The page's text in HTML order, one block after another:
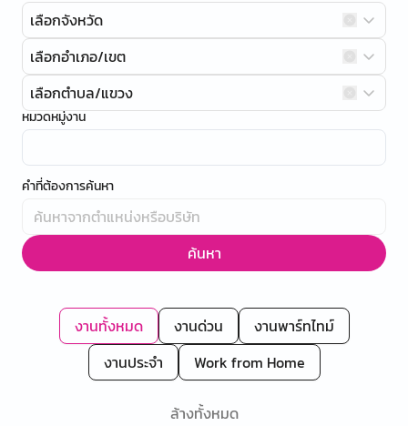
เลือกจังหวัด
เลือกอำเภอ/เขต
เลือกตำบล/แขวง
หมวดหมู่งาน
คำที่ต้องการค้นหา
ค้นหา
งานทั้งหมด งานด่วน
งานพาร์ทไทม์
งานประจำ
Work from Home
ล้างทั้งหมด